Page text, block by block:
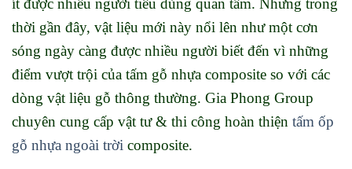
ít được nhiều người tiêu dùng quan tâm. Nhưng trong
thời gần đây, vật liệu mới này nổi lên như một cơn
sóng ngày càng được nhiều người biết đến vì những
điểm vượt trội của tấm gỗ nhựa composite so với các
dòng vật liệu gỗ thông thường. Gia Phong Group
chuyên cung cấp vật tư & thi công hoàn thiện tấm ốp
gỗ nhựa ngoài trời composite.